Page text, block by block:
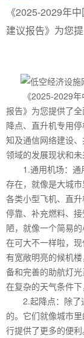
《2025-2029年
建议报告》为您提
《2025-2029年
报告》为您提供了
降点、直升机专用
知及通信网络建设
领域的发展现状和未
1.通用机场：通用
存在，就像是大城
各类小型飞机、直
停靠、补充燃料、
陋，就像一个简易
在可大不一样啦，
有宽敞明亮的候机
备和完善的助航灯
在复杂的天气条件下
2.起降点：除了
的。它们就像城市
行提供了更多的便